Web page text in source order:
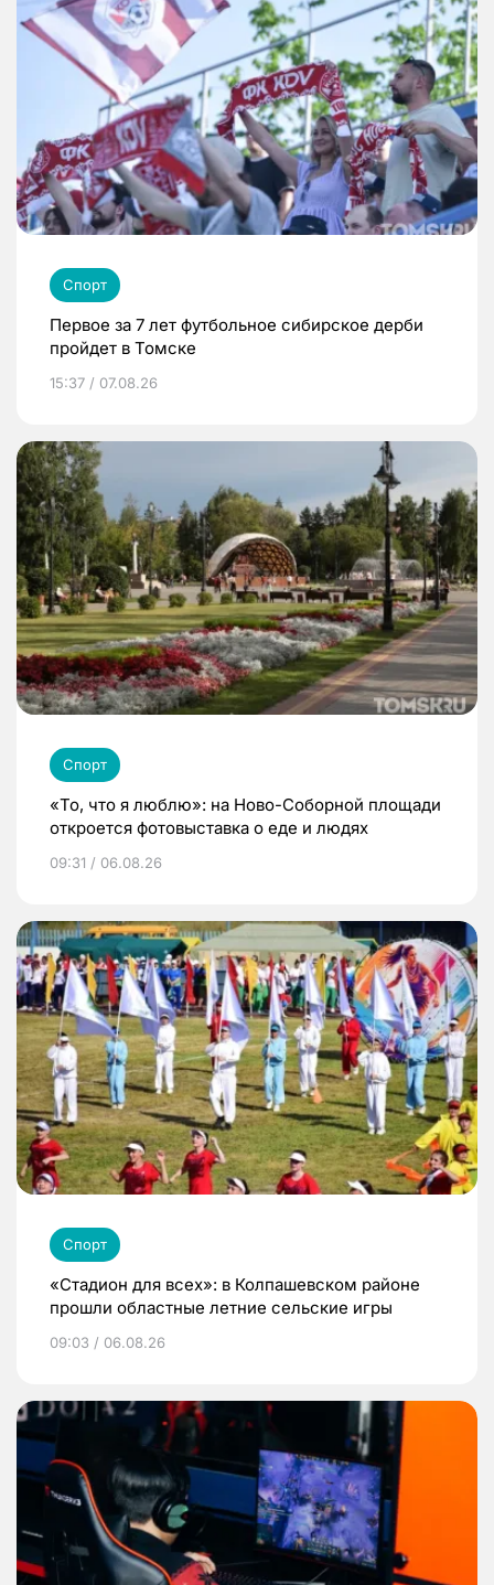
Спорт
Первое за 7 лет футбольное сибирское дерби
пройдет в Томске
15:37 / 07.08.26
Спорт
«То, что я люблю»: на Ново-Соборной площади
откроется фотовыставка о еде и людях
09:31 / 06.08.26
Спорт
«Стадион для всех»: в Колпашевском районе
прошли областные летние сельские игры
09:03 / 06.08.26